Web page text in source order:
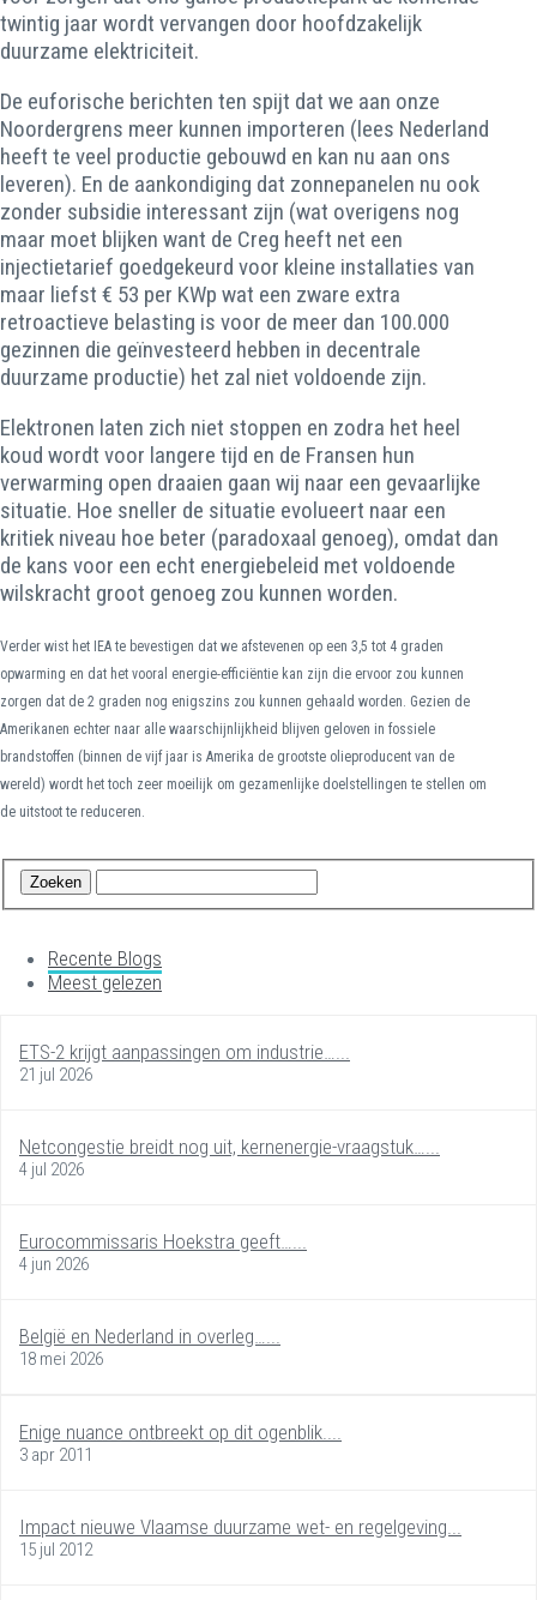
twintig jaar wordt vervangen door hoofdzakelijk
duurzame elektriciteit.
De euforische berichten ten spijt dat we aan onze
Noordergrens meer kunnen importeren (lees Nederland
heeft te veel productie gebouwd en kan nu aan ons
leveren). En de aankondiging dat zonnepanelen nu ook
zonder subsidie interessant zijn (wat overigens nog
maar moet blijken want de Creg heeft net een
injectietarief goedgekeurd voor kleine installaties van
maar liefst € 53 per KWp wat een zware extra
retroactieve belasting is voor de meer dan 100.000
gezinnen die geïnvesteerd hebben in decentrale
duurzame productie) het zal niet voldoende zijn.
Elektronen laten zich niet stoppen en zodra het heel
koud wordt voor langere tijd en de Fransen hun
verwarming open draaien gaan wij naar een gevaarlijke
situatie. Hoe sneller de situatie evolueert naar een
kritiek niveau hoe beter (paradoxaal genoeg), omdat dan
de kans voor een echt energiebeleid met voldoende
wilskracht groot genoeg zou kunnen worden.
Verder wist het IEA te bevestigen dat we afstevenen op een 3,5 tot 4 graden
opwarming en dat het vooral energie-efficiëntie kan zijn die ervoor zou kunnen
zorgen dat de 2 graden nog enigszins zou kunnen gehaald worden. Gezien de
Amerikanen echter naar alle waarschijnlijkheid blijven geloven in fossiele
brandstoffen (binnen de vijf jaar is Amerika de grootste olieproducent van de
wereld) wordt het toch zeer moeilijk om gezamenlijke doelstellingen te stellen om
de uitstoot te reduceren.
Recente Blogs
Meest gelezen
ETS-2 krijgt aanpassingen om industrie…...
21 jul 2026
Netcongestie breidt nog uit, kernenergie-vraagstuk…...
4 jul 2026
Eurocommissaris Hoekstra geeft…...
4 jun 2026
België en Nederland in overleg…...
18 mei 2026
Enige nuance ontbreekt op dit ogenblik....
3 apr 2011
Impact nieuwe Vlaamse duurzame wet- en regelgeving...
15 jul 2012